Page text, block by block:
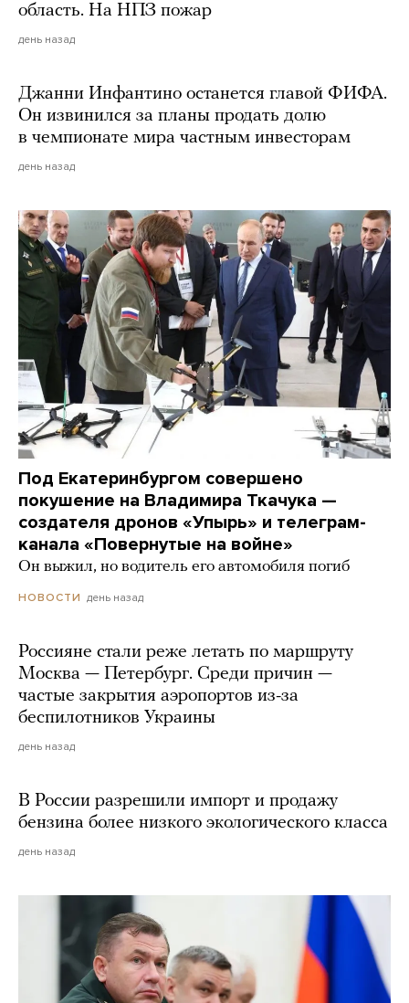
область. На НПЗ пожар
день назад
Джанни Инфантино останется главой ФИФА.
Он извинился за планы продать долю
в чемпионате мира частным инвесторам
день назад
Под Екатеринбургом совершено
покушение на Владимира Ткачука —
создателя дронов «Упырь» и телеграм-
канала «Повернутые на войне»
Он выжил, но водитель его автомобиля погиб
НОВОСТИ день назад
Россияне стали реже летать по маршруту
Москва — Петербург. Среди причин —
частые закрытия аэропортов из-за
беспилотников Украины
день назад
В России разрешили импорт и продажу
бензина более низкого экологического класса
день назад